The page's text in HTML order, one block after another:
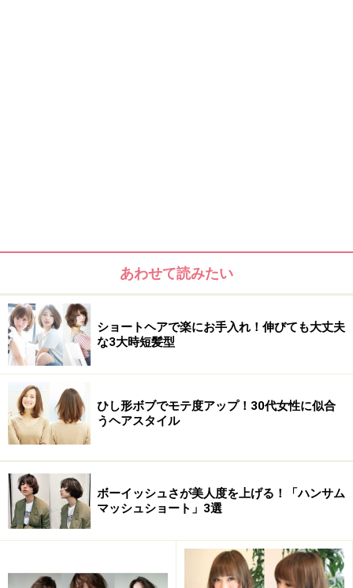
が漂う女性らしい色味です。
【このスタイルが似合う髪のタイプ】
髪量：普通
髪質：柔らかい
顔型：卵型・丸
髪のクセ：少し
おすすめ3：大人抜け感ロング
おすすめ3：大人抜け感ロング（画像提供：bangs［バング
あわせて読みたい
ショートヘアで楽にお手入れ！伸びても大丈夫
な3大時短髪型
ひし形ボブでモテ度アップ！30代女性に似合
うヘアスタイル
ボーイッシュさが美人度を上げる！「ハンサム
マッシュショート」3選